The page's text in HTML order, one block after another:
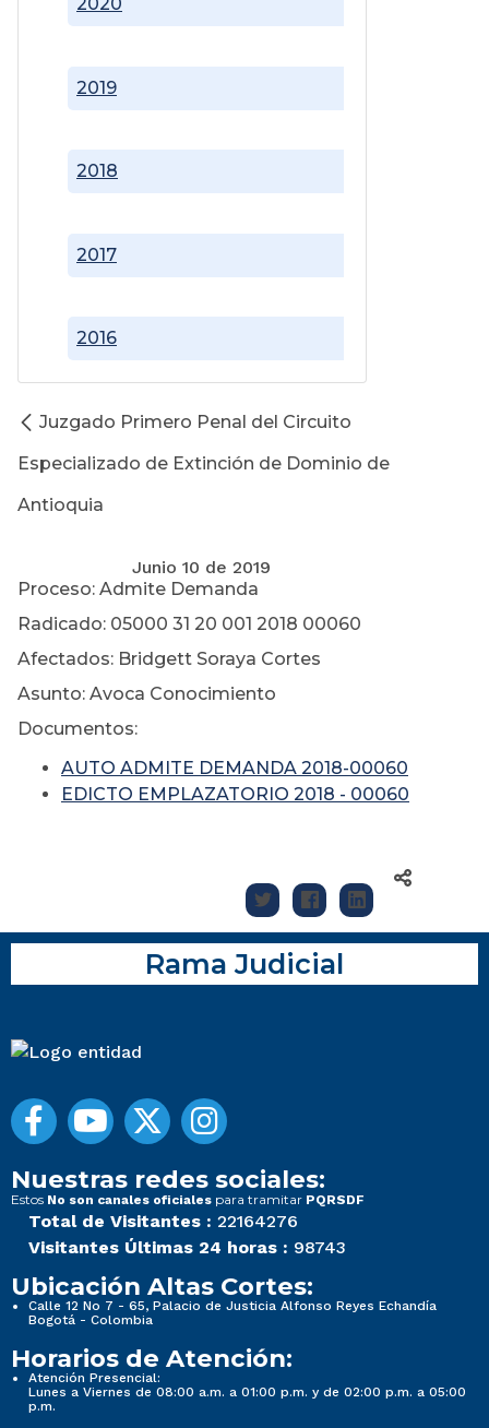
2016
2017
2018
2019
Juzgado Primero Penal del Circuito
Especializado de Extinción de Dominio de
Antioquia
Junio 10 de 2019
Proceso: Admite Demanda
Radicado: 05000 31 20 001 2018 00060
Afectados: Bridgett Soraya Cortes
Asunto: Avoca Conocimiento
Documentos:
AUTO ADMITE DEMANDA 2018-00060
EDICTO EMPLAZATORIO 2018 - 00060
Rama Judicial
Nuestras redes sociales:
Estos No son canales oficiales para tramitar PQRSDF
Total de Visitantes : 22164276
Visitantes Últimas 24 horas : 98743
Ubicación Altas Cortes:
Calle 12 No 7 - 65, Palacio de Justicia Alfonso Reyes Echandía
Bogotá - Colombia
Horarios de Atención:
Atención Presencial:
Lunes a Viernes de 08:00 a.m. a 01:00 p.m. y de 02:00 p.m. a 05:00
p.m.